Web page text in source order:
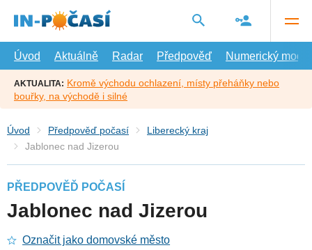
hlavní
Úvod
Aktuálně Radar Předpověď Numerický model
AKTUALITA: Kromě východu ochlazení, místy přeháňky nebo
bouřky, na východě i silné
Úvod Předpověď počasí
Liberecký kraj
Jablonec nad Jizerou
PŘEDPOVĚĎ POČASÍ
Jablonec nad Jizerou
Označit jako domovské město